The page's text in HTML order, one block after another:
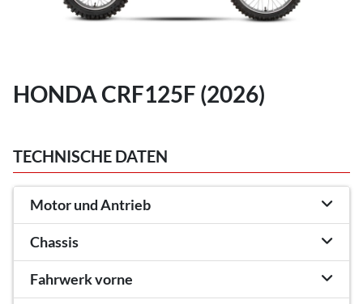
HONDA CRF125F (2026)
TECHNISCHE DATEN
Motor und Antrieb
Chassis
Fahrwerk vorne